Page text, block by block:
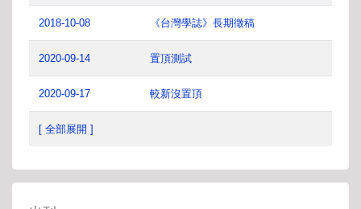
2018-10-08 《台灣學誌》長期徵稿
2020-09-14 置頂測試
2020-09-17 較新沒置頂
[ 全部展開 ]